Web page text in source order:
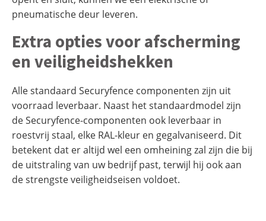
pneumatische deur leveren.
Extra opties voor afscherming
en veiligheidshekken
Alle standaard Securyfence componenten zijn uit
voorraad leverbaar. Naast het standaardmodel zijn
de Securyfence-componenten ook leverbaar in
roestvrij staal, elke RAL-kleur en gegalvaniseerd. Dit
betekent dat er altijd wel een omheining zal zijn die bij
de uitstraling van uw bedrijf past, terwijl hij ook aan
de strengste veiligheidseisen voldoet.